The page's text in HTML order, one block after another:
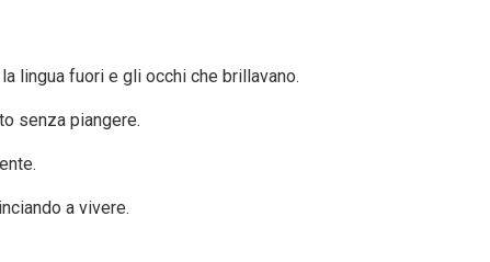
lingua fuori e gli occhi che brillavano.
senza piangere.
a vivere.